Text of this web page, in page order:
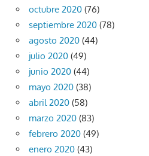
octubre 2020 (76)
septiembre 2020 (78)
agosto 2020 (44)
julio 2020 (49)
junio 2020 (44)
mayo 2020 (38)
abril 2020 (58)
marzo 2020 (83)
febrero 2020 (49)
enero 2020 (43)